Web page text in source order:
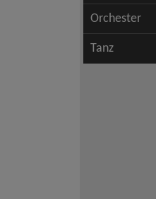
Orchester
Tanz